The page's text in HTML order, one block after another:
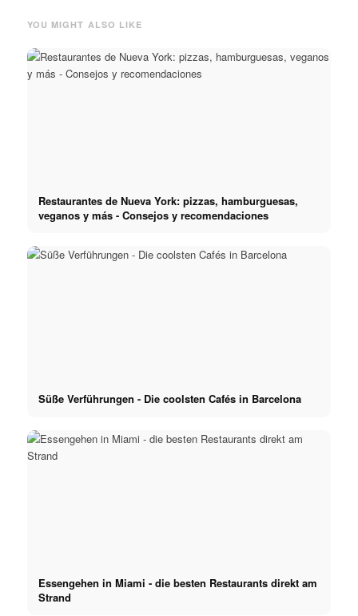
YOU MIGHT ALSO LIKE
Restaurantes de Nueva York: pizzas, hamburguesas,
veganos y más - Consejos y recomendaciones
Süße Verführungen - Die coolsten Cafés in Barcelona
Essengehen in Miami - die besten Restaurants direkt am
Strand